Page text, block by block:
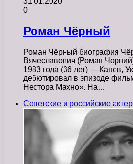
0
Роман Чёрный
Роман Чёрный биография
Вячеславович (Роман
1983 года (36 лет) — Канев,
дебютировал в эпизоде
Нестора Махно». На…
Советские и российские